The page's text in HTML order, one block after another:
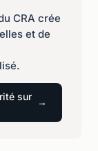
CRA crée
et de
sur